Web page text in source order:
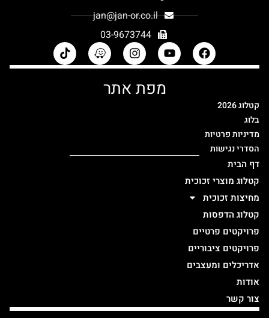
מפת אתר
קטלוג 2026
בלוג
מדיניות פרטיות
הסדרי נגישות
דף הבית
קטלוג מוצרי זכוכית
מחיצות זכוכית
קטלוג הדפסות
פרויקטים פרטיים
פרויקטים ציבוריים
אדריכלים ומעצבים
אודות
צור קשר
jan@jan-or.co.il
03-9673744